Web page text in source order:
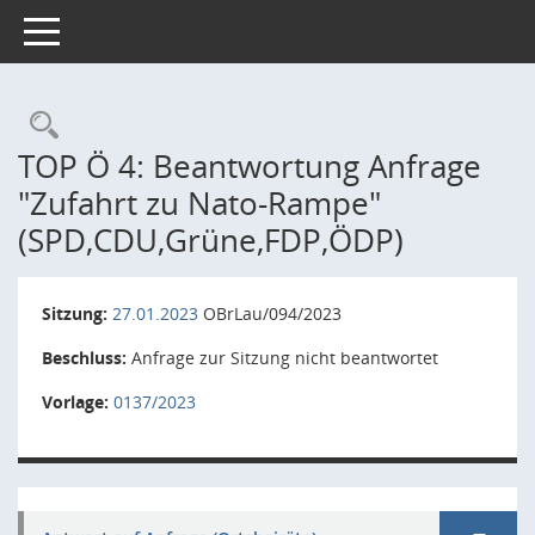
Toggle navigation
Rechercheauswahl
TOP Ö 4: Beantwortung Anfrage
"Zufahrt zu Nato-Rampe"
(SPD,CDU,Grüne,FDP,ÖDP)
Sitzung: 27.01.2023 OBrLau/094/2023
Beschluss: Anfrage zur Sitzung nicht beantwortet
Vorlage: 0137/2023